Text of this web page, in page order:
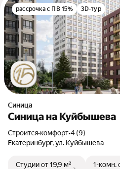
рассрочка с ПВ 15% 3D-тур
Синица
Синица на Куйбышева
Строится•комфорт•4 (9)
Екатеринбург, ул. Куйбышева
Студииот 19,9 м²
1-комн.